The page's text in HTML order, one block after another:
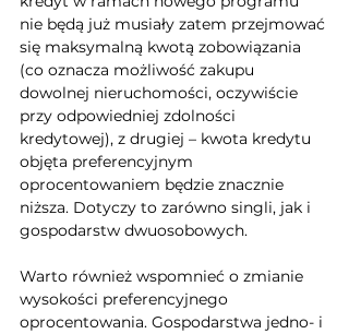
nie będą już musiały zatem przejmować
się maksymalną kwotą zobowiązania
(co oznacza możliwość zakupu
dowolnej nieruchomości, oczywiście
przy odpowiedniej zdolności
kredytowej), z drugiej – kwota kredytu
objęta preferencyjnym
oprocentowaniem będzie znacznie
niższa. Dotyczy to zarówno singli, jak i
gospodarstw dwuosobowych.
Warto również wspomnieć o zmianie
wysokości preferencyjnego
oprocentowania. Gospodarstwa jedno- i